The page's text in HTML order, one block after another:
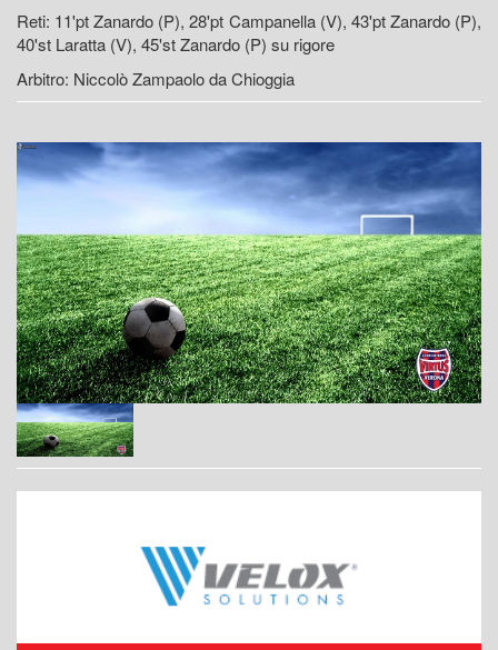
Reti: 11'pt Zanardo (P), 28'pt Campanella (V), 43'pt Zanardo (P),
40'st Laratta (V), 45'st Zanardo (P) su rigore
Arbitro: Niccolò Zampaolo da Chioggia